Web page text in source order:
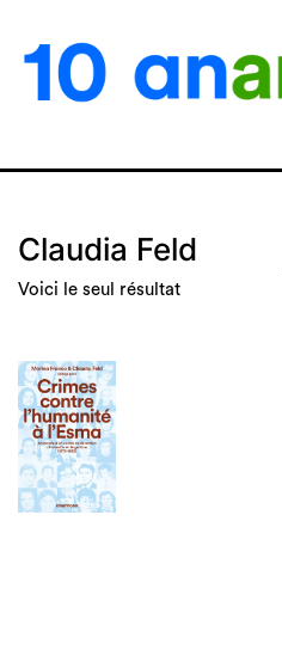
Claudia Feld
Voici le seul résultat